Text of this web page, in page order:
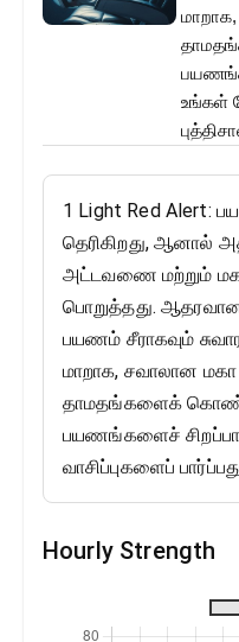
உங்கள்
1 Light Red Alert:
தெரிகிறது, ஆனால்
அட்டவணை மற்றும்
பொறுத்தது.
பயணம் சீராகவும்
மாறாக, சவாலான மகா
தாமதங்களைக்
பயணங்களைச்
வாசிப்புகளைப்
Hourly Strength